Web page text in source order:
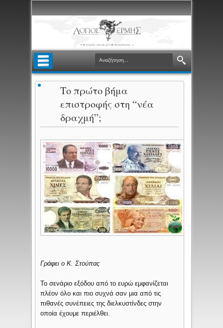
Το πρώτο βήμα
επιστροφής στη “νέα
δραχμή”;
Γράφει ο Κ. Στούπας
Το σενάριο εξόδου από το ευρώ εμφανίζεται
πλέον όλο και πιο συχνά σαν μια από τις
πιθανές συνέπειες της διελκυστίνδες στην
οποία έχουμε περιέλθει.